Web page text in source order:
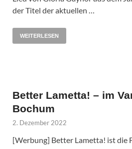
der Titel der aktuellen …
WEITERLESEN
Better Lametta! – im
Bochum
2. Dezember 2022
[Werbung] Better Lametta! ist die